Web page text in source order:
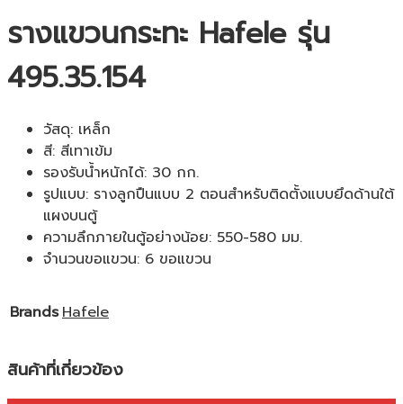
รางแขวนกระทะ Hafele รุ่น
495.35.154
วัสดุ: เหล็ก
สี: สีเทาเข้ม
รองรับน้ำหนักได้: 30 กก.
รูปแบบ: รางลูกปืนแบบ 2 ตอนสำหรับติดตั้งแบบยึดด้านใต้
แผงบนตู้
ความลึกภายในตู้อย่างน้อย: 550-580 มม.
จำนวนขอแขวน: 6 ขอแขวน
BrandsHafele
สินค้าที่เกี่ยวข้อง